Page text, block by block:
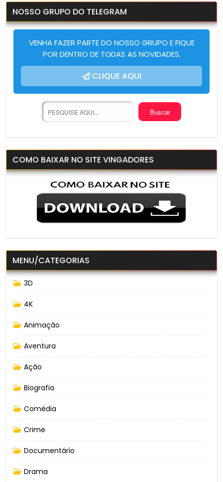
NOSSO GRUPO DO TELEGRAM
VENHA FAZER PARTE DO NOSSO GRUPO E FIQUE
POR DENTRO DE TODAS AS NOVIDADES.
CLIQUE AQUI
COMO BAIXAR NO SITE VINGADORES
MENU/CATEGORIAS
3D
4K
Animação
Aventura
Ação
Biografia
Comédia
Crime
Documentário
Drama